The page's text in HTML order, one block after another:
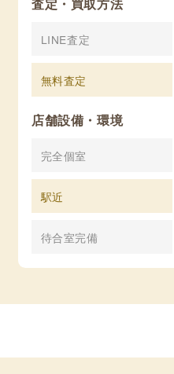
LINE査定
無料査定
店舗設備・環境
完全個室
駅近
待合室完備